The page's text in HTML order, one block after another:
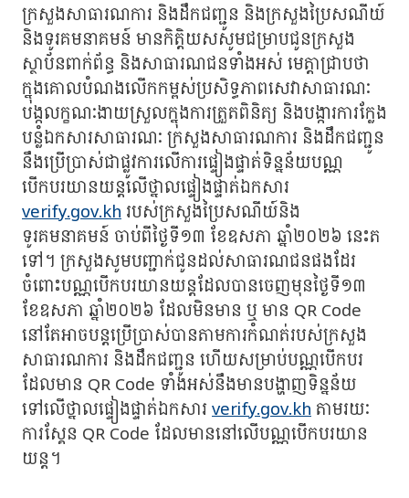
ក្រសួងសាធារណការ និងដឹកជញ្ជូន និងក្រសួងប្រៃសណីយ៍
និងទូរគមនាគមន៍ មានកិត្តិយសសូមជម្រាបជូនក្រសួង
ស្ថាប័នពាក់ព័ន្ធ និងសាធារណជនទាំងអស់ មេត្តាជ្រាបថា
ក្នុងគោលបំណងលើកកម្ពស់ប្រសិទ្ធភាពសេវាសាធារណៈ
បង្កលក្ខណៈងាយស្រួលក្នុងការត្រួតពិនិត្យ និងបង្ការការក្លែង
បន្លំឯកសារសាធារណៈ ក្រសួងសាធារណការ និងដឹកជញ្ជូន
នឹងប្រើប្រាស់ជាផ្លូវការលើការផ្ទៀងផ្ទាត់ទិន្នន័យបណ្ណ
បើកបរយានយន្តលើថ្នាលផ្ទៀងផ្ទាត់ឯកសារ
verify.gov.khរបស់ក្រសួងប្រៃសណីយ៍និង
ទូរគមនាគមន៍ ចាប់ពីថ្ងៃទី១៣ ខែឧសភា ឆ្នាំ២០២៦ នេះត
ទៅ។ ក្រសួងសូមបញ្ជាក់ជូនដល់សាធារណជនផងដែរ
ចំពោះបណ្ណបើកបរយានយន្តដែលបានចេញមុនថ្ងៃទី១៣
ខែឧសភា ឆ្នាំ២០២៦ ដែលមិនមាន ឬ មាន QR Code
នៅតែអាចបន្តប្រើប្រាស់បានតាមការកំណត់របស់ក្រសួង
សាធារណការ និងដឹកជញ្ជូន ហើយសម្រាប់បណ្ណបើកបរ
ដែលមាន QR Code ទាំងអស់នឹងមានបង្ហាញទិន្នន័យ
ទៅលើថ្នាលផ្ទៀងផ្ទាត់ឯកសារverify.gov.khតាមរយៈ
ការស្គែន QR Code ដែលមាននៅលើបណ្ណបើកបរយាន
យន្ត។